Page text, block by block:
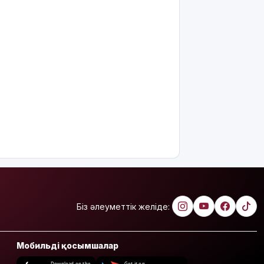
Біз әлеуметтік желіде:
Мобильді қосымшалар